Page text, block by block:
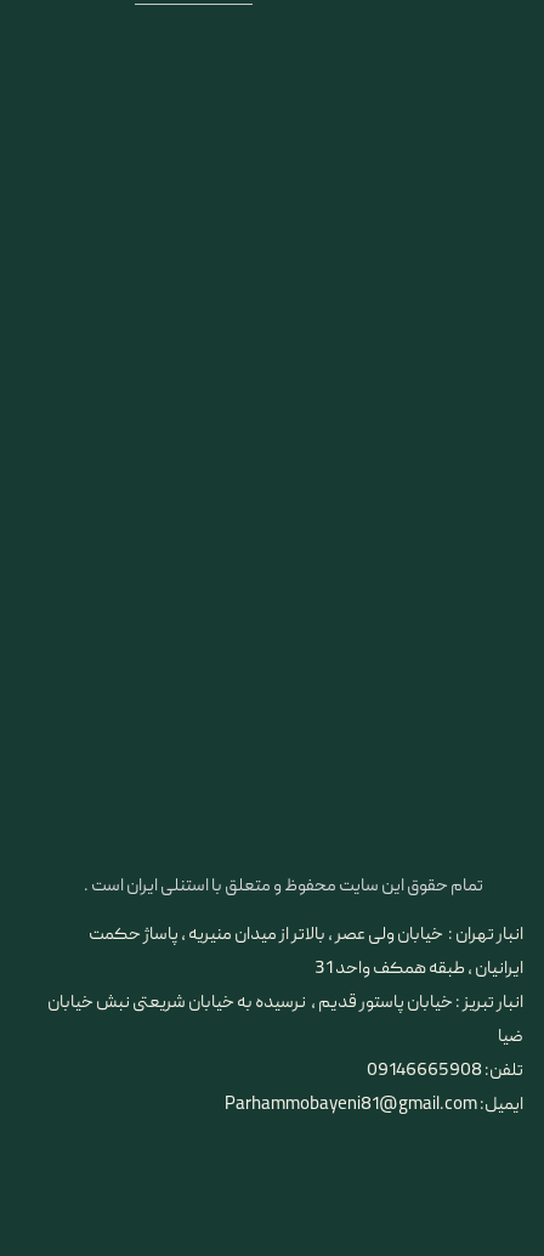
تمام حقوق این سایت محفوظ و متعلق با استنلی ایران است .
انبار تهران : خیابان ولی عصر ، بالاتر از میدان منیریه ، پاساژ حکمت
ایرانیان ، طبقه همکف واحد 31
​​​​​​​انبار تبریز : خیابان پاستور قدیم ، نرسیده به خیابان شریعتی نبش خیابان
ضیا
تلفن: 09146665908
ایمیل: Parhammobayeni81@gmail.com